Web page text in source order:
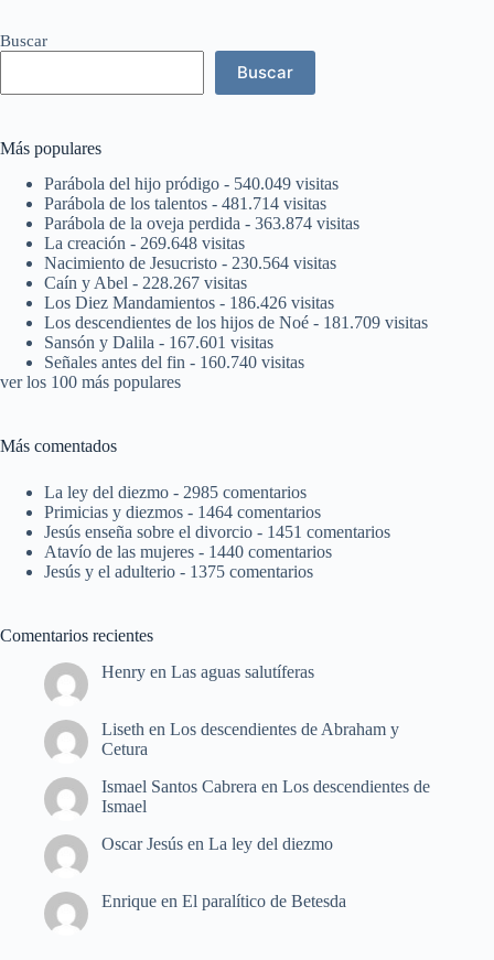
Buscar
Buscar
Más populares
Parábola del hijo pródigo - 540.049 visitas
Parábola de los talentos - 481.714 visitas
Parábola de la oveja perdida - 363.874 visitas
La creación - 269.648 visitas
Nacimiento de Jesucristo - 230.564 visitas
Caín y Abel - 228.267 visitas
Los Diez Mandamientos - 186.426 visitas
Los descendientes de los hijos de Noé - 181.709 visitas
Sansón y Dalila - 167.601 visitas
Señales antes del fin - 160.740 visitas
ver los 100 más populares
Más comentados
La ley del diezmo - 2985 comentarios
Primicias y diezmos - 1464 comentarios
Jesús enseña sobre el divorcio - 1451 comentarios
Atavío de las mujeres - 1440 comentarios
Jesús y el adulterio - 1375 comentarios
Comentarios recientes
Henry en Las aguas salutíferas
Liseth en Los descendientes de Abraham y
Cetura
Ismael Santos Cabrera en Los descendientes de
Ismael
Oscar Jesús en La ley del diezmo
Enrique en El paralítico de Betesda